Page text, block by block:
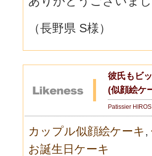
（長野県 S様）
彼氏もビ
(似顔絵ケ
Patissier
カップル似顔絵ケーキ ,
お誕生日ケーキ